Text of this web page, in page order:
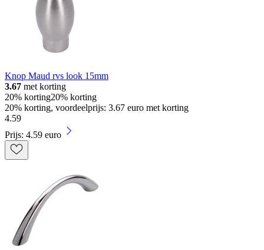
Knop Maud rvs look 15mm
3.67 met korting
20% korting20% korting
20% korting, voordeelprijs: 3.67 euro met korting
4.59
Prijs: 4.59 euro